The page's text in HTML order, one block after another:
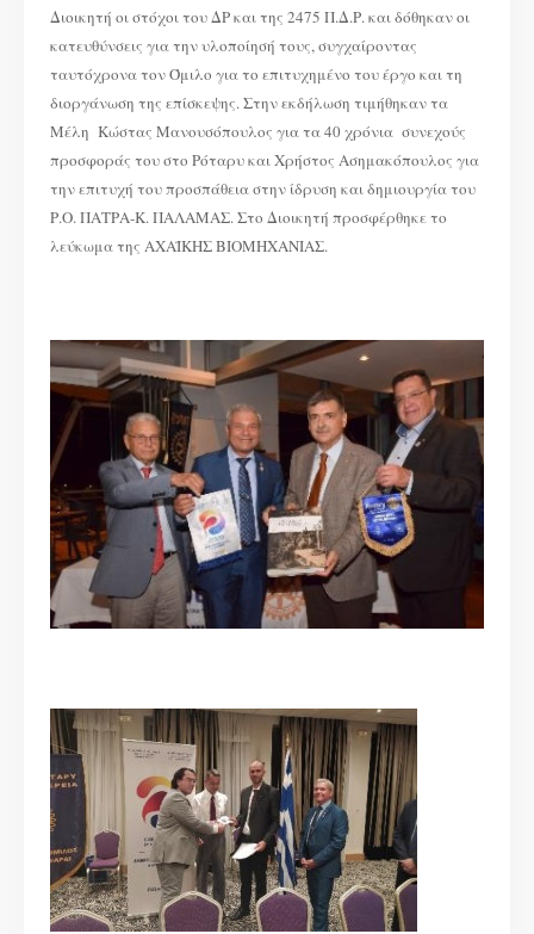
Διοικητή οι στόχοι του ΔΡ και της 2475 Π.Δ.Ρ. και δόθηκαν οι
κατευθύνσεις για την υλοποίησή τους, συγχαίροντας
ταυτόχρονα τον Όμιλο για το επιτυχημένο του έργο και τη
διοργάνωση της επίσκεψης. Στην εκδήλωση τιμήθηκαν τα
Μέλη Κώστας Μανουσόπουλος για τα 40 χρόνια συνεχούς
προσφοράς του στο Ρόταρυ και Χρήστος Ασημακόπουλος για
την επιτυχή του προσπάθεια στην ίδρυση και δημιουργία του
Ρ.Ο. ΠΑΤΡΑ-Κ. ΠΑΛΑΜΑΣ. Στο Διοικητή προσφέρθηκε το
λεύκωμα της ΑΧΑΪΚΗΣ ΒΙΟΜΗΧΑΝΙΑΣ.